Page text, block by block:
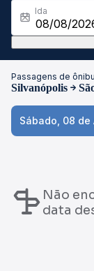
Ida
Passagens de
Silvanópolis
Sábado, 08 de
Não
data